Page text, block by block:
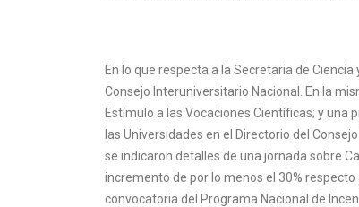
En lo que respecta a la Secretaria de
Consejo Interuniversitario Nacional. En la
Estímulo a las Vocaciones Científicas; y
las Universidades en el Directorio del
se indicaron detalles de una jornada sobre
incremento de por lo menos el 30%
convocatoria del Programa Nacional de